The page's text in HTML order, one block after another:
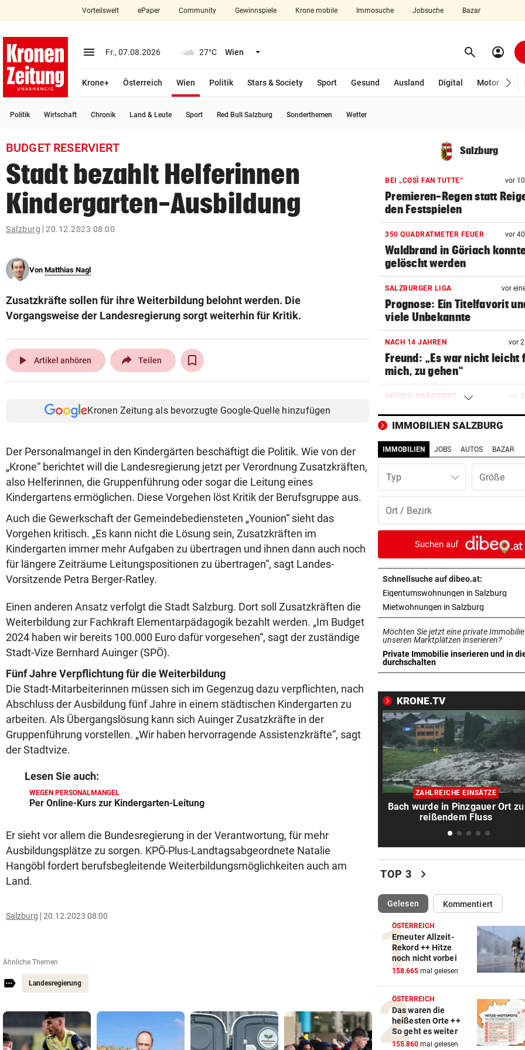
closeSchließen
account_circle Anmelden
arrow_right
search
Suchbegriff
eingeben
© Krone Multimedia GmbH & Co KG 2026
Vorteilswelt ePaper Community Gewinnspiele Krone mobile Immosuche Jobsuche Bazar
menu Menü aufklappen
Fr., 07.08.2026 27°C Wien Menü aufklappen search Suchen
account_circle
Krone+ Österreich Wien
Politik
Stars & Society Sport Gesund Ausland Digital Motor
Politik Wirtschaft Chronik Land & Leute Sport Red Bull Salzburg Sonderthemen Wetter
BUDGET RESERVIERT
Stadt bezahlt Helferinnen
Kindergarten-Ausbildung
Salzburg 20.12.2023 08:00
Von Matthias Nagl
Zusatzkräfte sollen für ihre Weiterbildung belohnt werden. Die
Vorgangsweise der Landesregierung sorgt weiterhin für Kritik.
play_arrow Artikel anhören Teilen
Kronen Zeitung als bevorzugte Google-Quelle hinzufügen
Der Personalmangel in den Kindergärten beschäftigt die Politik. Wie von der
„Krone“ berichtet will die Landesregierung jetzt per Verordnung Zusatzkräften,
also Helferinnen, die Gruppenführung oder sogar die Leitung eines
Kindergartens ermöglichen. Diese Vorgehen löst Kritik der Berufsgruppe aus.
Auch die Gewerkschaft der Gemeindebediensteten „Younion“ sieht das
Vorgehen kritisch. „Es kann nicht die Lösung sein, Zusatzkräften im
Kindergarten immer mehr Aufgaben zu übertragen und ihnen dann auch noch
für längere Zeiträume Leitungspositionen zu übertragen“, sagt Landes-
Vorsitzende Petra Berger-Ratley.
Einen anderen Ansatz verfolgt die Stadt Salzburg. Dort soll Zusatzkräften die
Weiterbildung zur Fachkraft Elementarpädagogik bezahlt werden. „Im Budget
2024 haben wir bereits 100.000 Euro dafür vorgesehen“, sagt der zuständige
Stadt-Vize Bernhard Auinger (SPÖ).
Fünf Jahre Verpflichtung für die Weiterbildung
Die Stadt-Mitarbeiterinnen müssen sich im Gegenzug dazu verpflichten, nach
Abschluss der Ausbildung fünf Jahre in einem städtischen Kindergarten zu
arbeiten. Als Übergangslösung kann sich Auinger Zusatzkräfte in der
Gruppenführung vorstellen. „Wir haben hervorragende Assistenzkräfte“, sagt
der Stadtvize.
Lesen Sie auch:
WEGEN PERSONALMANGEL
Per Online-Kurs zur Kindergarten-Leitung
Er sieht vor allem die Bundesregierung in der Verantwortung, für mehr
Ausbildungsplätze zu sorgen. KPÖ-Plus-Landtagsabgeordnete Natalie
Hangöbl fordert berufsbegleitende Weiterbildungsmöglichkeiten auch am
Land.
Salzburg 20.12.2023 08:00
Ähnliche Themen
Landesregierung
Salzburg
BEI „COSÌ FAN TUTTE“ vor
Premieren-Regen statt
den Festspielen
350 QUADRATMETER FEUER vor
Waldbrand in Göriach
gelöscht werden
SALZBURGER LIGA vor
Prognose: Ein Titelfavorit
viele Unbekannte
NACH 14 JAHREN vor
Freund: „Es war nicht leicht
mich, zu gehen“
GRÖDIG-PRÄSIDENT vor
„Die Favoritenrolle nehmen
nicht an!“
NACH REGENPAUSE vor 4
Wer auf die Fortsetzung der
Salzburg-Partie pochte
vor
nächtliche Sperre
„IST KEINE ARBEIT“ vor
Kanzler empört mit Sager
Kinderbetreuung
EIN VERLETZTER
Auto überschlug sich bei
auf Landesstraße
DER MORGEN DANACH
massive Schäden an
LANGER EUROPACUPABEND vor 6
Salzburg: Lob von Brasilien-
und große Sorgen
„KRONE“-KOLUMNE vor
Austria Salzburg setzt auf
Leistungsprinzip
„Sah sehr schlimm aus“ –
um Salzburg-Kicker
BULLEN-NOTEN IM DETAIL vor
Kapitän und „Zauber-Zawie“
glänzten bei Salzburg
Joker Tabakovic führt
Last-Minute-Sieg
ORKAN, KEIN STROM & CO vor
IMMOBILIEN SALZBURG
IMMOBILIEN JOBS AUTOS BAZAR
Typ
Suchen auf
Schnellsuche auf dibeo.at:
Eigentumswohnungen in Salzburg
Mietwohnungen in Salzburg
Möchten Sie jetzt eine private
unseren Marktplätzen inserieren?
Private Immobilie inserieren und in
durchschalten
in neuem Tab öffnen
KRONE.TV
ZAHLREICHE EINSÄTZE
Bach wurde in Pinzgauer Ort zu
reißendem Fluss
TOP 3 chevron_right
Gelesen(ausgewählt)Kommentiert
ÖSTERREICH
Erneuter Allzeit-
Rekord ++ Hitze
noch nicht vorbei
158.665 mal gelesen
ÖSTERREICH
Das waren die
heißesten Orte ++
So geht es weiter
155.860 mal gelesen